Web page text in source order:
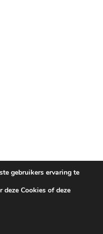
gebruikers ervaring te
deze Cookies of deze